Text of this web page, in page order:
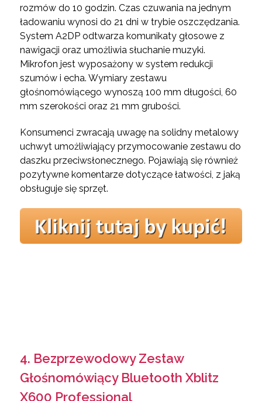
rozmów do 10 godzin. Czas czuwania na jednym
ładowaniu wynosi do 21 dni w trybie oszczędzania.
System A2DP odtwarza komunikaty głosowe z
nawigacji oraz umożliwia słuchanie muzyki.
Mikrofon jest wyposażony w system redukcji
szumów i echa. Wymiary zestawu
głośnomówiącego wynoszą 100 mm długości, 60
mm szerokości oraz 21 mm grubości.
Konsumenci zwracają uwagę na solidny metalowy
uchwyt umożliwiający przymocowanie zestawu do
daszku przeciwsłonecznego. Pojawiają się również
pozytywne komentarze dotyczące łatwości, z jaką
obsługuje się sprzęt.
4. Bezprzewodowy Zestaw
Głośnomówiący Bluetooth Xblitz
X600 Professional